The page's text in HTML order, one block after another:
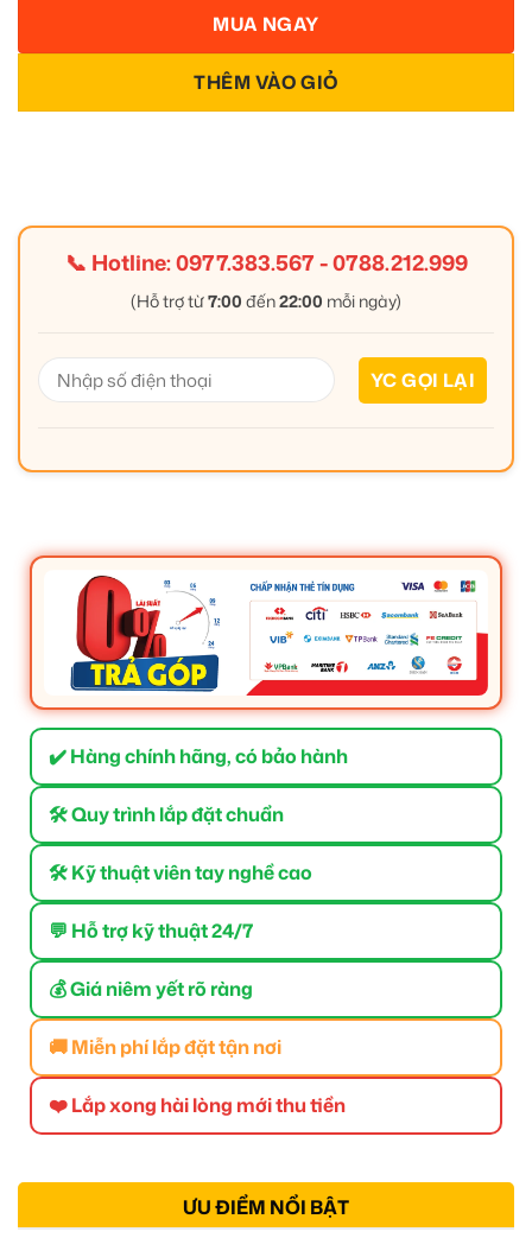
THÊM VÀO GIỎ
MUA NGAY
📞 Hotline:0977.383.567-0788.212.999
(Hỗ trợ từ7:00 đến22:00 mỗi ngày)
✔️ Hàng chính hãng, có bảo hành
🛠 Quy trình lắp đặt chuẩn
🛠 Kỹ thuật viên tay nghề cao
💬 Hỗ trợ kỹ thuật 24/7
💰 Giá niêm yết rõ ràng
🚚 Miễn phí lắp đặt tận nơi
❤️ Lắp xong hài lòng mới thu tiền
ƯU ĐIỂM NỔI BẬT